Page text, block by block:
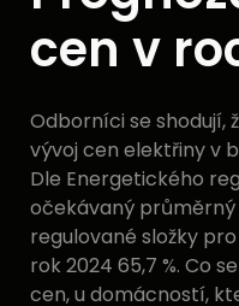
cen v
Odborníci se shodují,
vývoj cen elektřiny v
Dle Energetického
očekávaný
regulované složky
rok 2024 65,7 %. Co
cen, u domácností,